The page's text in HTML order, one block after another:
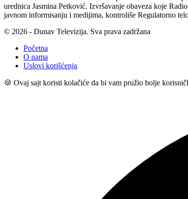
urednica Jasmina Petković. Izvršavanje obaveza koje
javnom informisanju i medijima, kontroliše Regulatorno
© 2026 - Dunav Televizija. Sva prava zadržana
Početna
O nama
Uslovi korišćenja
🍪 Ovaj sajt koristi kolačiće da bi vam pružio bolje